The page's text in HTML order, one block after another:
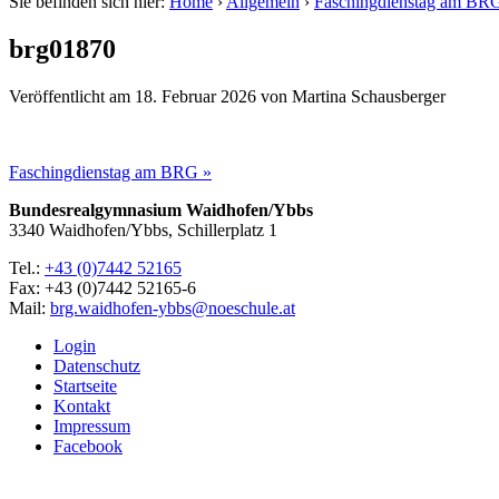
brg01870
Veröffentlicht am 18. Februar 2026 von Martina Schausberger
Faschingdienstag am BRG »
Bundesrealgymnasium Waidhofen/Ybbs
3340 Waidhofen/Ybbs, Schillerplatz 1
Tel.: +43 (0)7442 52165
Fax: +43 (0)7442 52165-6
Mail: brg.waidhofen-ybbs@noeschule.at
Login
Datenschutz
Startseite
Kontakt
Impressum
Facebook